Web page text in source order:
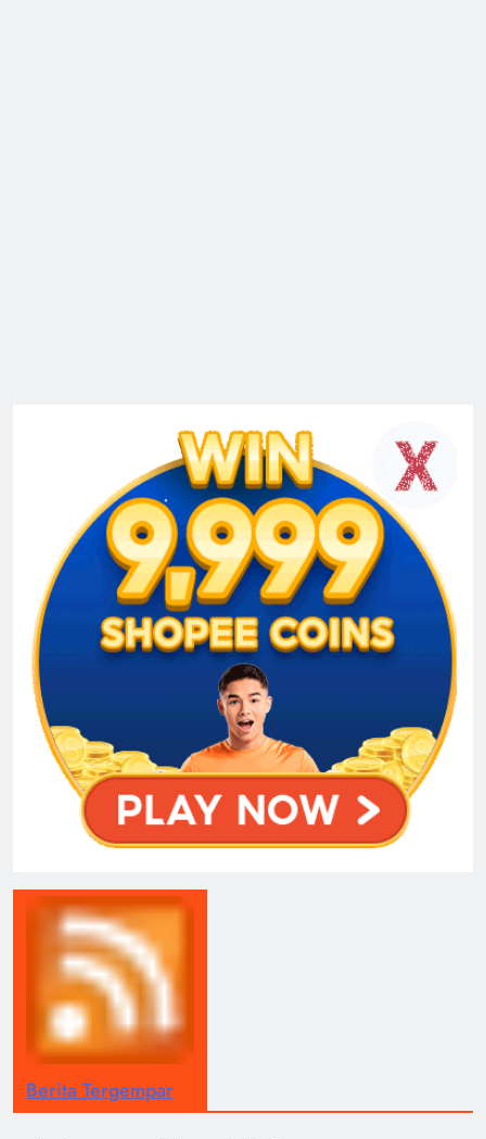
Berita Tergempar